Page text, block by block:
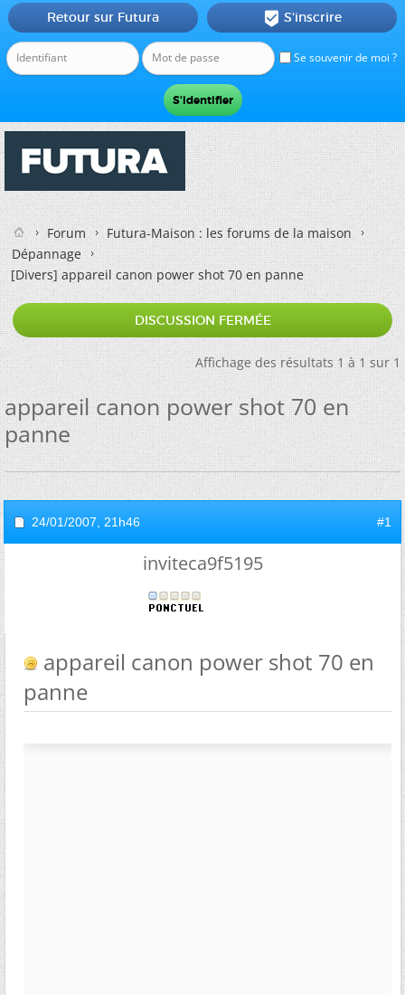
Se souvenir de moi ?
Retour sur Futura  S'inscrire
Forum
Futura-Maison : les forums de la maison
Dépannage
[Divers]appareil canon power shot 70 en panne
DISCUSSION FERMÉE
Affichage des résultats 1 à 1 sur 1
appareil canon power shot 70 en
panne
24/01/2007, 21h46 #1
inviteca9f5195
appareil canon power shot 70 en
panne